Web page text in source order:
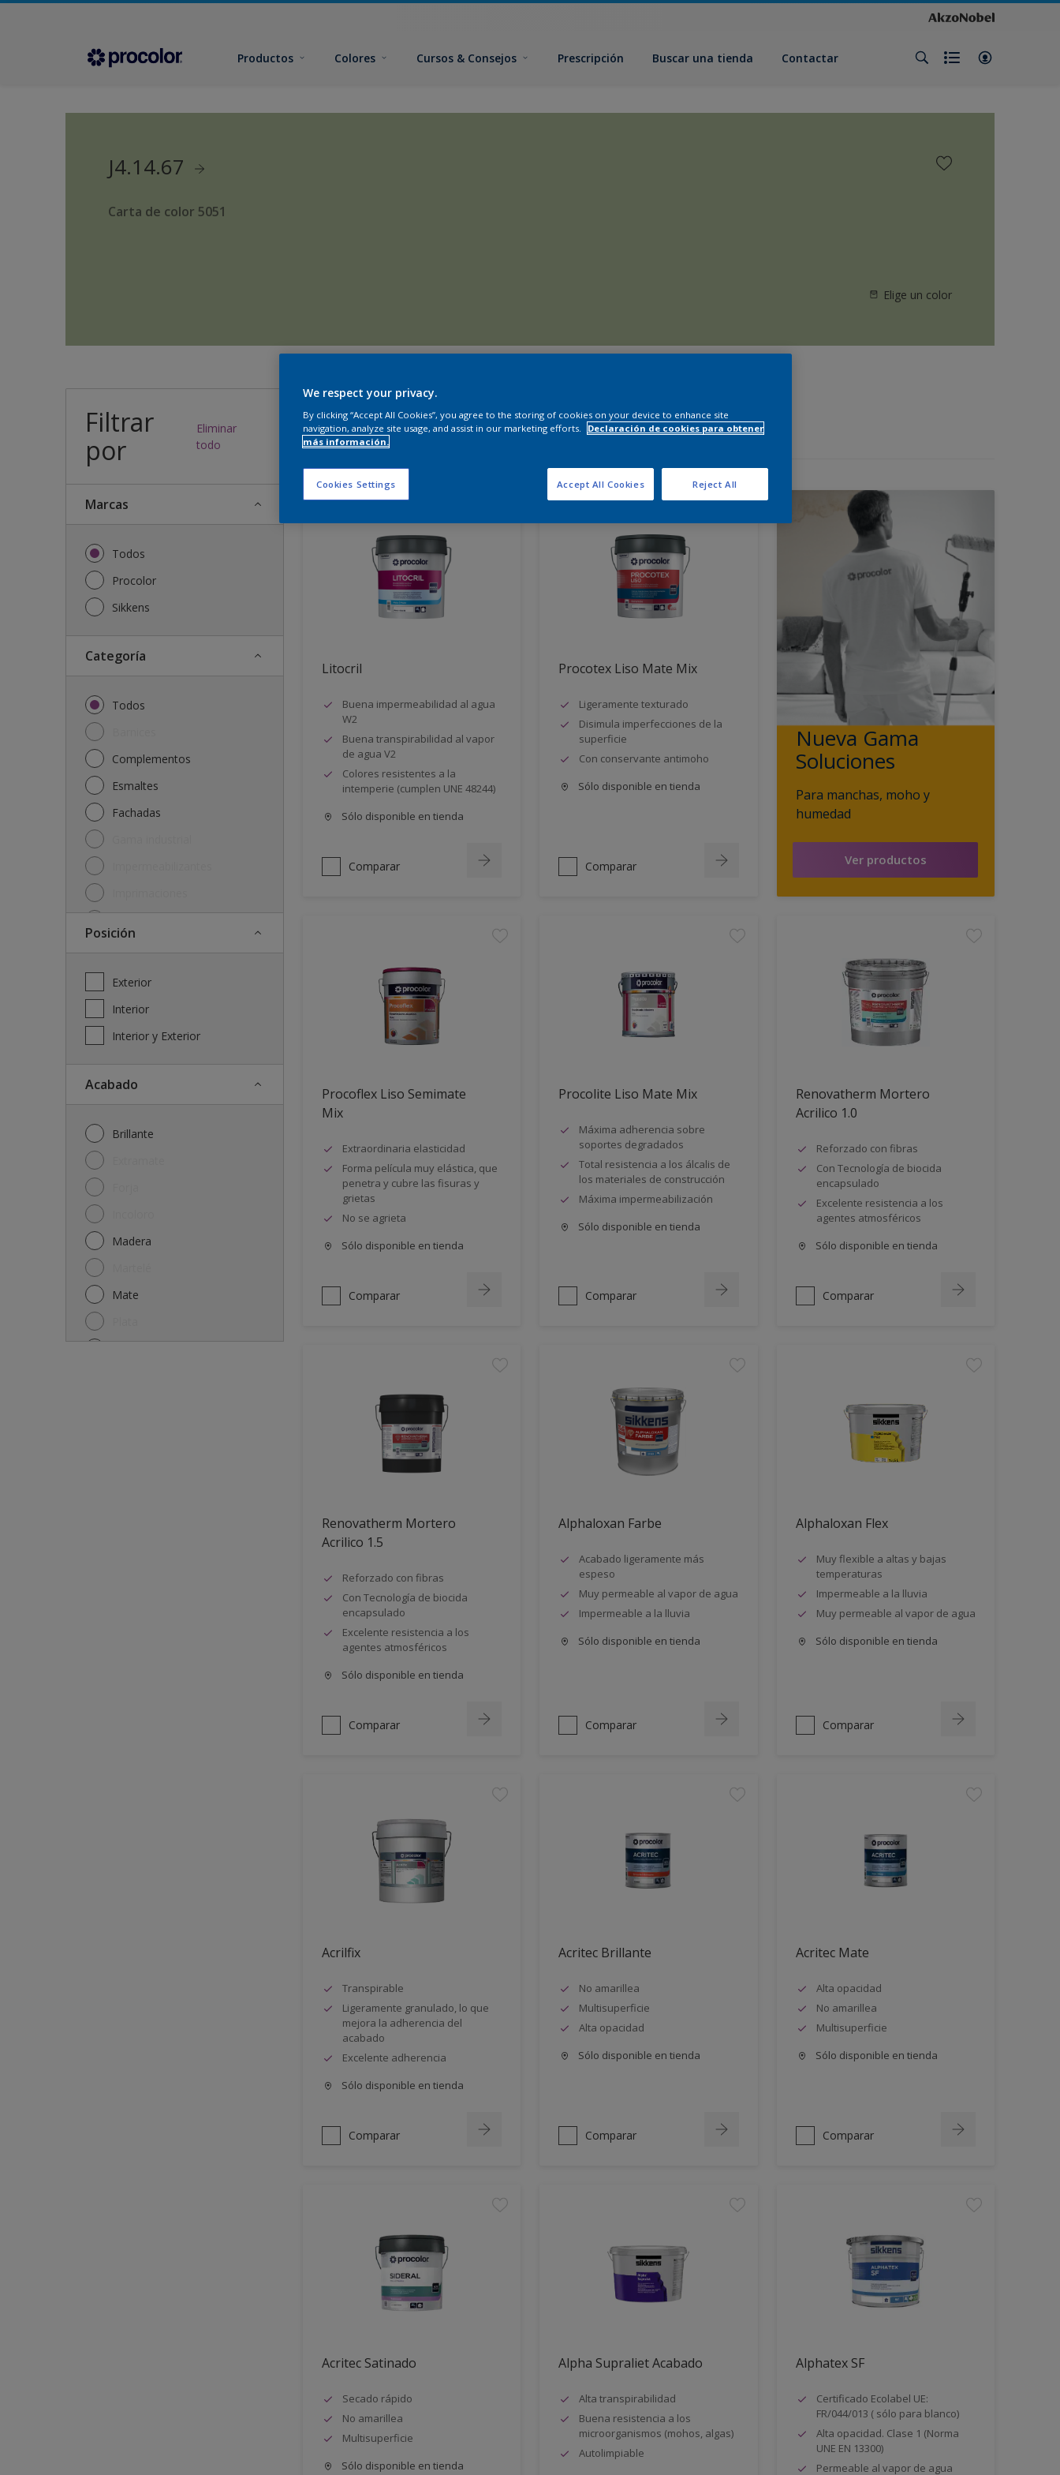
Productos Colores Cursos & Consejos Prescripción Buscar una tienda Contactar
J4.14.67
Carta de color 5051
Elige un color
Filtrar
por
Eliminar
todo
Marcas
Todos
Procolor
Sikkens
Categoría
Todos
Complementos
Esmaltes
Fachadas
posición
Exterior
Interior
Interior y Exterior
Acabado
Brillante
Madera
Mate
¿Qué productos necesitas?
26resultados para ti
Litocril
Buena impermeabilidad al agua
W2
Buena transpirabilidad al vapor
de agua V2
Colores resistentes a la
intemperie (cumplen UNE 48244)
Sólo disponible en tienda
Comparar
Procotex Liso Mate Mix
Ligeramente texturado
Disimula imperfecciones de la
superficie
Con conservante antimoho
Sólo disponible en tienda
Comparar
Nueva Gama
Soluciones
Para manchas, moho y
humedad
Ver productos
Procoflex Liso Semimate
Mix
Extraordinaria elasticidad
Forma película muy elástica, que
penetra y cubre las fisuras y
grietas
No se agrieta
Sólo disponible en tienda
Comparar
Procolite Liso Mate Mix
Máxima adherencia sobre
soportes degradados
Total resistencia a los álcalis de
los materiales de construcción
Máxima impermeabilización
Sólo disponible en tienda
Comparar
Renovatherm Mortero
Acrilico 1.0
Reforzado con fibras
Con Tecnología de biocida
encapsulado
Excelente resistencia a los
agentes atmosféricos
Sólo disponible en tienda
Comparar
Renovatherm Mortero
Acrilico 1.5
Reforzado con fibras
Con Tecnología de biocida
encapsulado
Excelente resistencia a los
agentes atmosféricos
Sólo disponible en tienda
Comparar
Alphaloxan Farbe
Acabado ligeramente más
espeso
Muy permeable al vapor de agua
Impermeable a la lluvia
Sólo disponible en tienda
Comparar
Alphaloxan Flex
Muy flexible a altas y bajas
temperaturas
Impermeable a la lluvia
Muy permeable al vapor de agua
Sólo disponible en tienda
Comparar
Acrilfix
Transpirable
Ligeramente granulado, lo que
mejora la adherencia del
acabado
Excelente adherencia
Sólo disponible en tienda
Comparar
Acritec Brillante
No amarillea
Multisuperficie
Alta opacidad
Sólo disponible en tienda
Comparar
Acritec Mate
Alta opacidad
No amarillea
Multisuperficie
Sólo disponible en tienda
Comparar
Acritec Satinado
Secado rápido
No amarillea
Multisuperficie
Sólo disponible en tienda
Alpha Supraliet Acabado
Alta transpirabilidad
Buena resistencia a los
microorganismos (mohos, algas)
Autolimpiable
Alphatex SF
Certificado Ecolabel UE:
FR/044/013 ( sólo para blanco)
Alta opacidad. Clase 1 (Norma
UNE EN 13300)
Permeable al vapor de agua
We respect your privacy.
By clicking “Accept All Cookies”, you agree to the storing of cookies on your device to enhance site
navigation, analyze site usage, and assist in our marketing efforts.
Declaración de cookies para obtener
más información.
Cookies Settings Reject All
Accept All Cookies